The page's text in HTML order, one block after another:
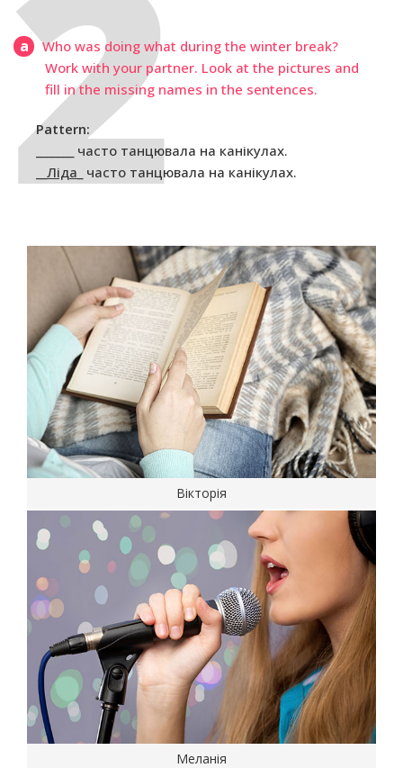
a
Who was doing what during the winter break?
Work with your partner. Look at the pictures and
fill in the missing names in the sentences.
Pattern:
_______ часто танцювала на канікулах.
Ліда _ часто танцювала на канікулах.
Вікторія
Меланія